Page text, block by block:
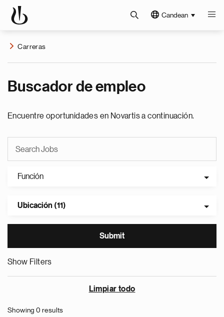
Candean
Carreras
Buscador de empleo
Encuentre oportunidades en Novartis a continuación.
Función
Ubicación (11)
Show Filters
Limpiar todo
Showing 0 results